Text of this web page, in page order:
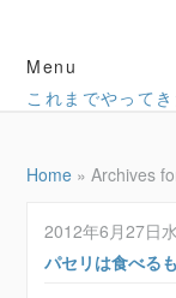
Menu
これまでやってき
Home »Archives
2012年6月27日
パセリは食べる